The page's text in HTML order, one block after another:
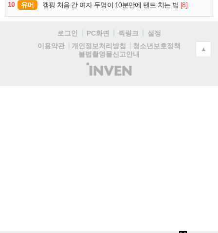
10
유머 캠핑 처음 간 여자 두명이 10분만에 텐트 치는 법 [8]
로그인 PC화면 퀵링크
설정
이용약관
개인정보처리방침
청소년보호정책
불법촬영물신고안내
(주)
인
▲